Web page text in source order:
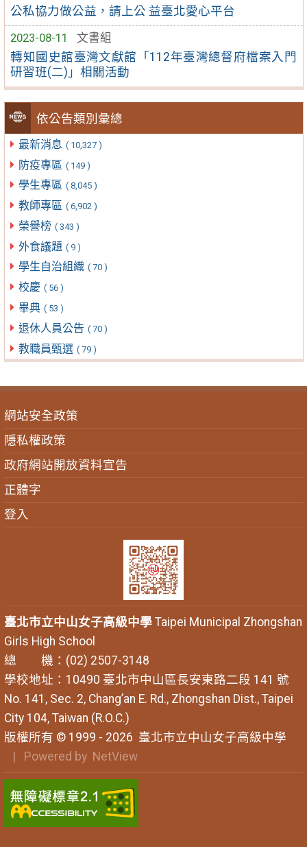
公私協力做公益，請上公 益臺北愛心平台
2023-08-11
文書組
轉知國史館臺灣文獻館「112年臺灣總督府檔案入門
研習班(二)」相關活動
依公告類別彙總
最新消息 ( 10,327 )
防疫專區 ( 149 )
學生專區 ( 8,045 )
教師專區 ( 6,902 )
榮譽榜 ( 343 )
外食議題 ( 9 )
學生自治組織 ( 70 )
校慶 ( 56 )
畢典 ( 53 )
退休人員公告 ( 70 )
教職員甄選 ( 79 )
網站安全政策
隱私權政策
政府網站開放資料宣告
正體字
登入
臺北市立中山女子高級中學Taipei Municipal Zhongshan
Girls High School
總 機：(02) 2507-3148
學校地址：10490 臺北市中山區長安東路二段 141 號
No. 141, Sec. 2, Chang’an E. Rd., Zhongshan Dist., Taipei
City 104, Taiwan (R.O.C.)
版權所有 © 1999 - 2026 臺北市立中山女子高級中學
| Powered by NetView